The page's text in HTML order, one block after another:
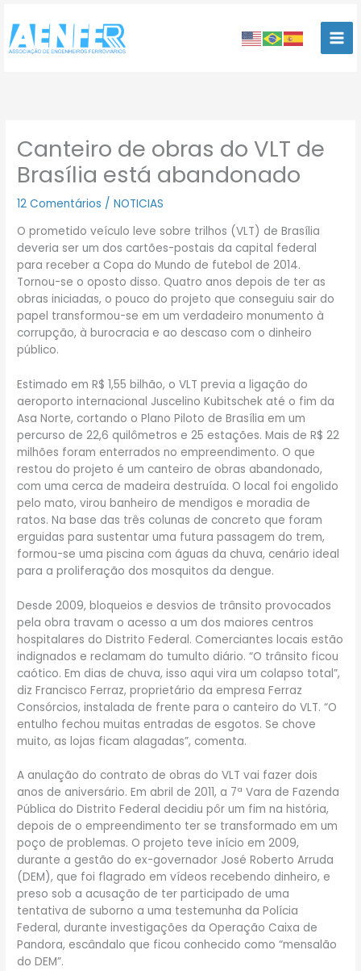
para
conteúdo
Canteiro de obras do VLT de
Brasília está abandonado
12 Comentários /NOTICIAS
O prometido veículo leve sobre trilhos (VLT) de Brasília
deveria ser um dos cartões-postais da capital federal
para receber a Copa do Mundo de futebol de 2014.
Tornou-se o oposto disso. Quatro anos depois de ter as
obras iniciadas, o pouco do projeto que conseguiu sair do
papel transformou-se em um verdadeiro monumento à
corrupção, à burocracia e ao descaso com o dinheiro
público.
Estimado em R$ 1,55 bilhão, o VLT previa a ligação do
aeroporto internacional Juscelino Kubitschek até o fim da
Asa Norte, cortando o Plano Piloto de Brasília em um
percurso de 22,6 quilômetros e 25 estações. Mais de R$ 22
milhões foram enterrados no empreendimento. O que
restou do projeto é um canteiro de obras abandonado,
com uma cerca de madeira destruída. O local foi engolido
pelo mato, virou banheiro de mendigos e moradia de
ratos. Na base das três colunas de concreto que foram
erguidas para sustentar uma futura passagem do trem,
formou-se uma piscina com águas da chuva, cenário ideal
para a proliferação dos mosquitos da dengue.
Desde 2009, bloqueios e desvios de trânsito provocados
pela obra travam o acesso a um dos maiores centros
hospitalares do Distrito Federal. Comerciantes locais estão
indignados e reclamam do tumulto diário. “O trânsito ficou
caótico. Em dias de chuva, isso aqui vira um colapso total”,
diz Francisco Ferraz, proprietário da empresa Ferraz
Consórcios, instalada de frente para o canteiro do VLT. “O
entulho fechou muitas entradas de esgotos. Se chove
muito, as lojas ficam alagadas”, comenta.
A anulação do contrato de obras do VLT vai fazer dois
anos de aniversário. Em abril de 2011, a 7ª Vara de Fazenda
Pública do Distrito Federal decidiu pôr um fim na história,
depois de o empreendimento ter se transformado em um
poço de problemas. O projeto teve início em 2009,
durante a gestão do ex-governador José Roberto Arruda
(DEM), que foi flagrado em vídeos recebendo dinheiro, e
preso sob a acusação de ter participado de uma
tentativa de suborno a uma testemunha da Polícia
Federal, durante investigações da Operação Caixa de
Pandora, escândalo que ficou conhecido como “mensalão
do DEM”.